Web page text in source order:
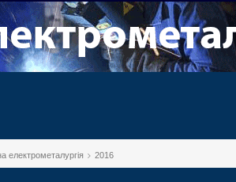
електрометалургія 2016